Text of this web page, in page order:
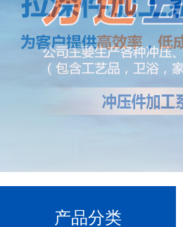
产品分类